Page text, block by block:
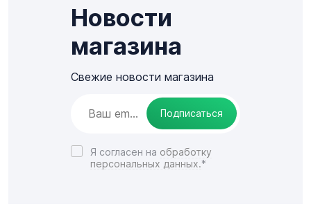
Новости
магазина
Свежие новости магазина
Подписаться
Я согласен на обработку
персональных данных.*